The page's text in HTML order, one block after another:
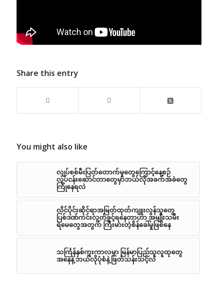
Share this entry
You might also like
လျှပ်စစ်မီးပြတ်တောက်မှုတွေကြောင့်နေ့စဉ်
လုပ်ငန်းဆောင်တာတွေမှာဘယ်လိုအခက်အခဲတွေ
ကြုံနေရလဲ
လိင်ပိုင်းဆိုင်ရာအမြတ်ထုတ်ကျူးလွန်သူတွေ
ပြစ်ဒဏ်ကင်းလွတ်ခွင့်ရနေတာဟာ အမျိုးသမီး
ရဲမေတွေအတွက် ကြီးမားတဲ့စိန်ခေါ်မှုဖြစ်နေ
သင်္ကြန်နှစ်ကူးကာလမှာ မြန်မာပြည်သူလူထုတွေ
အနေနဲ့ ဘယ်လိုပုံစံနဲ့ ဖြတ်သန်းသင့်လဲ